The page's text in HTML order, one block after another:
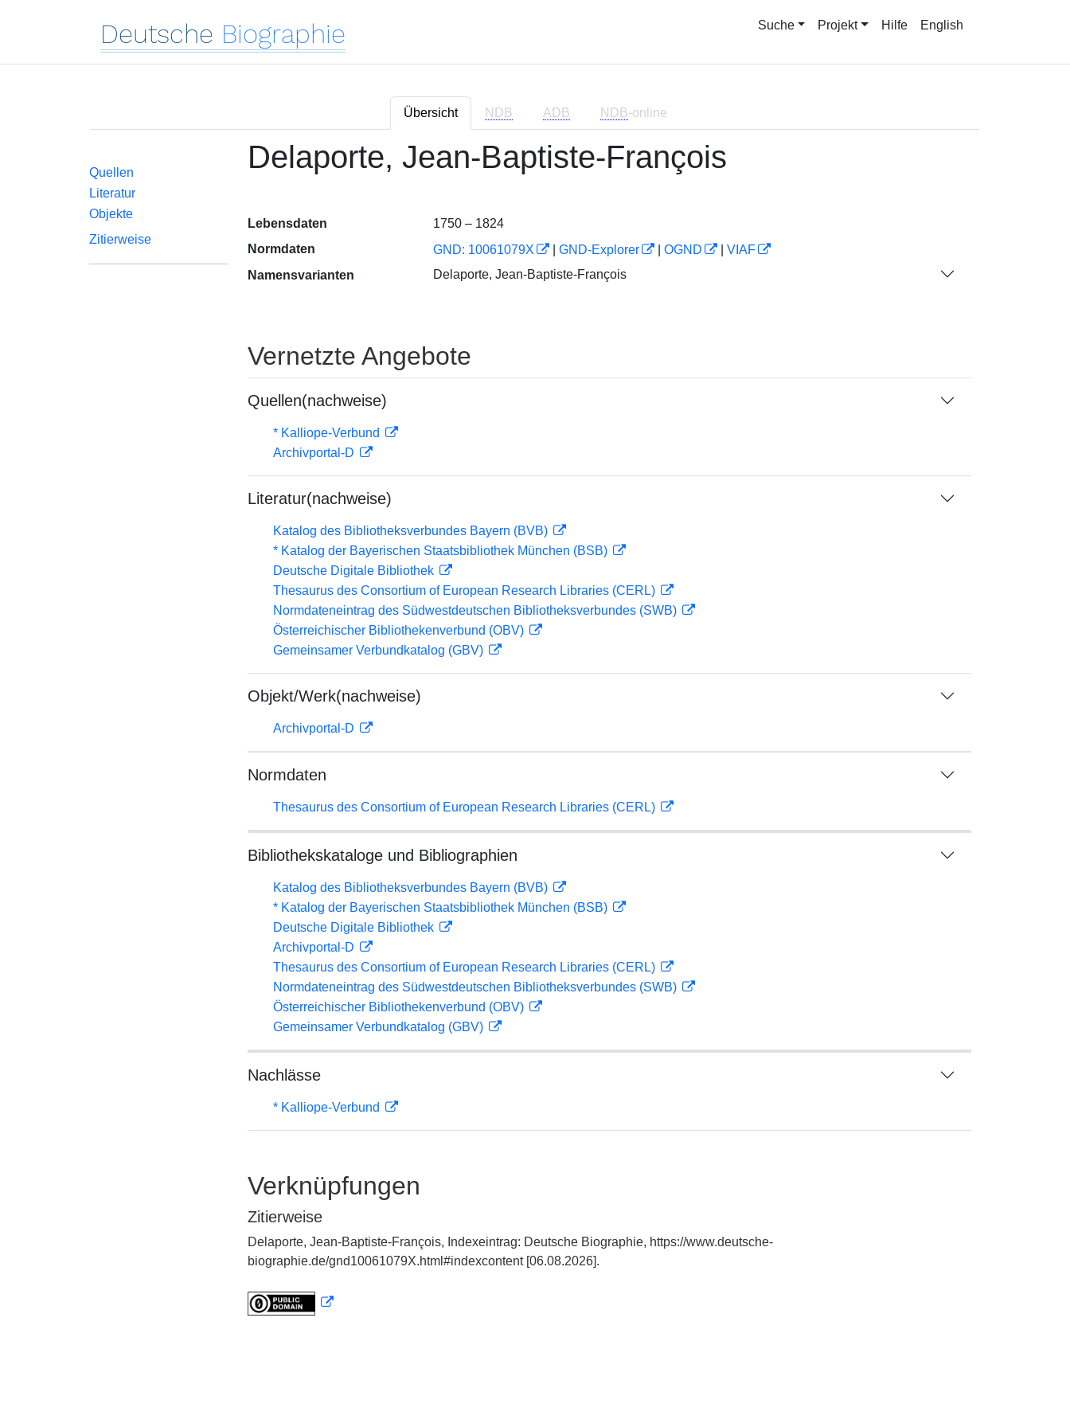
Deutsche Biographie Suche Projekt Hilfe English
Übersicht NDB ADB NDB-online
Quellen
Literatur
Objekte
Zitierweise
Delaporte, Jean-Baptiste-François
Lebensdaten
1750 – 1824
Normdaten
GND: 10061079X GND-Explorer OGND
VIAF
Namensvarianten
Delaporte, Jean-Baptiste-François
Vernetzte Angebote
Quellen(nachweise)
* Kalliope-Verbund
Archivportal-D
Literatur(nachweise)
Katalog des Bibliotheksverbundes Bayern (BVB)
* Katalog der Bayerischen Staatsbibliothek München (BSB)
Deutsche Digitale Bibliothek
Thesaurus des Consortium of European Research Libraries (CERL)
Normdateneintrag des Südwestdeutschen Bibliotheksverbundes (SWB)
Österreichischer Bibliothekenverbund (OBV)
Gemeinsamer Verbundkatalog (GBV)
Objekt/Werk(nachweise)
Archivportal-D
Normdaten
Thesaurus des Consortium of European Research Libraries (CERL)
Bibliothekskataloge und Bibliographien
Katalog des Bibliotheksverbundes Bayern (BVB)
* Katalog der Bayerischen Staatsbibliothek München (BSB)
Deutsche Digitale Bibliothek
Archivportal-D
Thesaurus des Consortium of European Research Libraries (CERL)
Normdateneintrag des Südwestdeutschen Bibliotheksverbundes (SWB)
Österreichischer Bibliothekenverbund (OBV)
Gemeinsamer Verbundkatalog (GBV)
Nachlässe
* Kalliope-Verbund
Verknüpfungen
Zitierweise
Delaporte, Jean-Baptiste-François, Indexeintrag: Deutsche Biographie, https://www.deutsche-
biographie.de/gnd10061079X.html#indexcontent [06.08.2026].